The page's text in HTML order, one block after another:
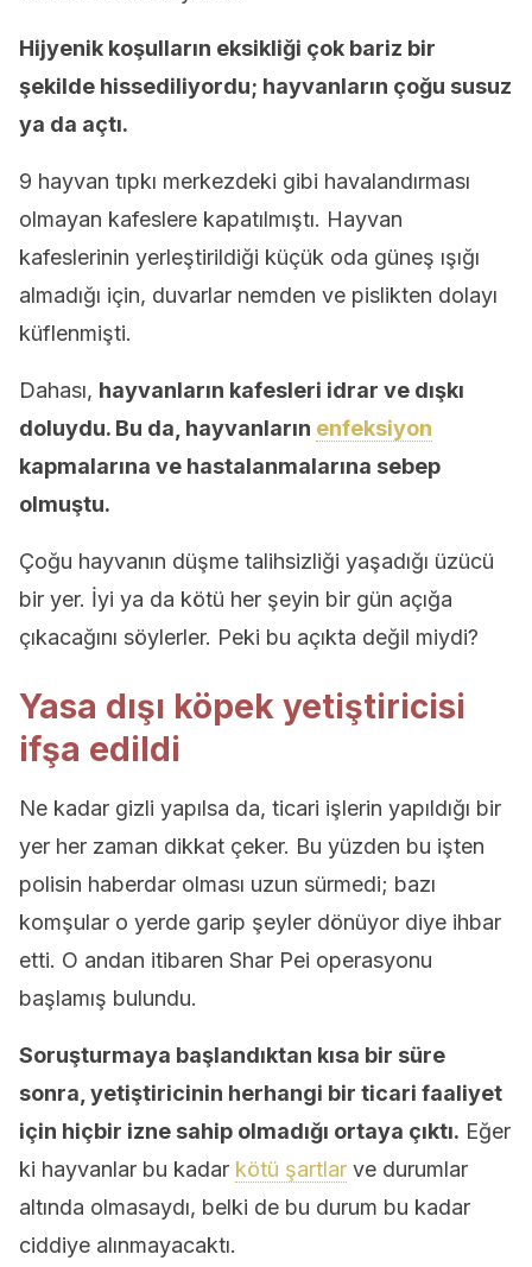
Hijyenik koşulların eksikliği çok bariz bir
şekilde hissediliyordu; hayvanların çoğu susuz
ya da açtı.
9 hayvan tıpkı merkezdeki gibi havalandırması
olmayan kafeslere kapatılmıştı. Hayvan
kafeslerinin yerleştirildiği küçük oda güneş ışığı
almadığı için, duvarlar nemden ve pislikten dolayı
küflenmişti.
Dahası, hayvanların kafesleri idrar ve dışkı
doluydu. Bu da, hayvanların enfeksiyon
kapmalarına ve hastalanmalarına sebep
olmuştu.
Çoğu hayvanın düşme talihsizliği yaşadığı üzücü
bir yer. İyi ya da kötü her şeyin bir gün açığa
çıkacağını söylerler. Peki bu açıkta değil miydi?
Yasa dışı köpek yetiştiricisi
ifşa edildi
Ne kadar gizli yapılsa da, ticari işlerin yapıldığı bir
yer her zaman dikkat çeker. Bu yüzden bu işten
polisin haberdar olması uzun sürmedi; bazı
komşular o yerde garip şeyler dönüyor diye ihbar
etti. O andan itibaren Shar Pei operasyonu
başlamış bulundu.
Soruşturmaya başlandıktan kısa bir süre
sonra, yetiştiricinin herhangi bir ticari faaliyet
için hiçbir izne sahip olmadığı ortaya çıktı. Eğer
ki hayvanlar bu kadar kötü şartlar ve durumlar
altında olmasaydı, belki de bu durum bu kadar
ciddiye alınmayacaktı.